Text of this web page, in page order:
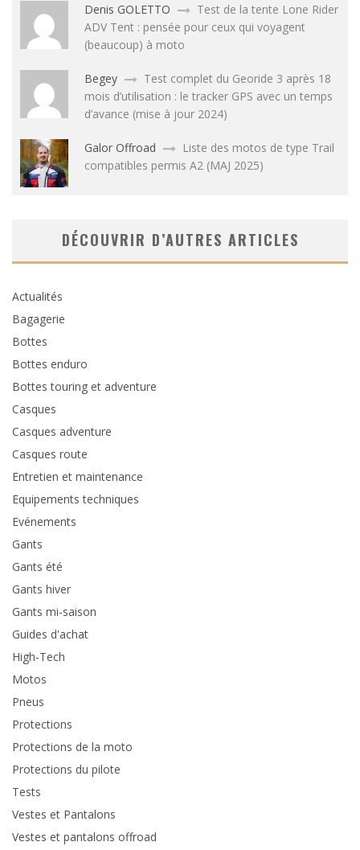
Denis GOLETTO
Test de la tente Lone Rider
ADV Tent : pensée pour ceux qui voyagent
(beaucoup) à moto
Begey
Test complet du Georide 3 après 18
mois d’utilisation : le tracker GPS avec un temps
d’avance (mise à jour 2024)
Galor Offroad
Liste des motos de type Trail
compatibles permis A2 (MAJ 2025)
DÉCOUVRIR D’AUTRES ARTICLES
Actualités
Bagagerie
Bottes
Bottes enduro
Bottes touring et adventure
Casques
Casques adventure
Casques route
Entretien et maintenance
Equipements techniques
Evénements
Gants
Gants été
Gants hiver
Gants mi-saison
Guides d'achat
High-Tech
Motos
Pneus
Protections
Protections de la moto
Protections du pilote
Tests
Vestes et Pantalons
Vestes et pantalons offroad